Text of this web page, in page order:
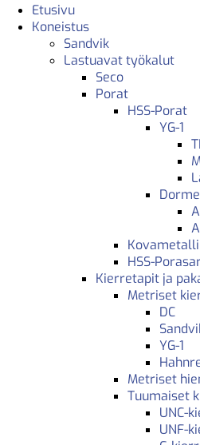
Etusivu
Koneistus
Sandvik
Lastuavat työkalut
Seco
Porat
HSS-Porat
YG-1
HSS-
Kierretapit ja
Metriset
DC
YG-1
Metriset
Tuumaiset
UNC-
UNF-